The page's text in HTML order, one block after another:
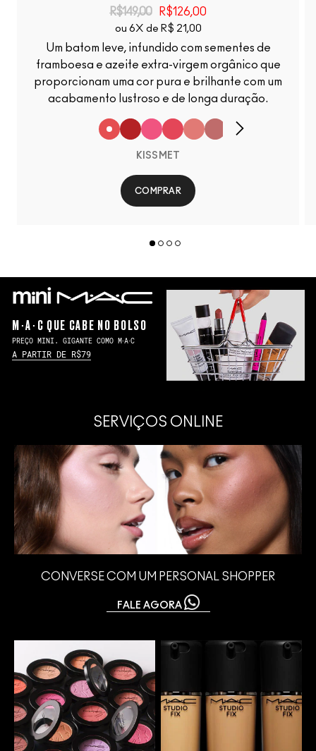
R$149,00 R$126,00
ou 6X de R$ 21,00
Um batom leve, infundido com sementes de
framboesa e azeite extra-virgem orgânico que
proporcionam uma cor pura e brilhante com um
acabamento lustroso e de longa duração.
KISSMET
COMPRAR
M∙A∙C QUE CABE NO BOLSO
PREÇO MINI. GIGANTE COMO M∙A∙C
A PARTIR DE R$79
SERVIÇOS ONLINE
CONVERSE COM UM PERSONAL SHOPPER
FALE AGORA